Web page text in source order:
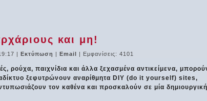
και μη!
| Εκτύπωση | Email | Εμφανίσεις: 4101
ρούχα, παιχνίδια και άλλα ξεχασμένα αντικείμενα,
ξεφυτρώνουν αναρίθμητα DIY (do it yourself) sites,
τον καθένα και προσκαλούν σε μία δημιουργική